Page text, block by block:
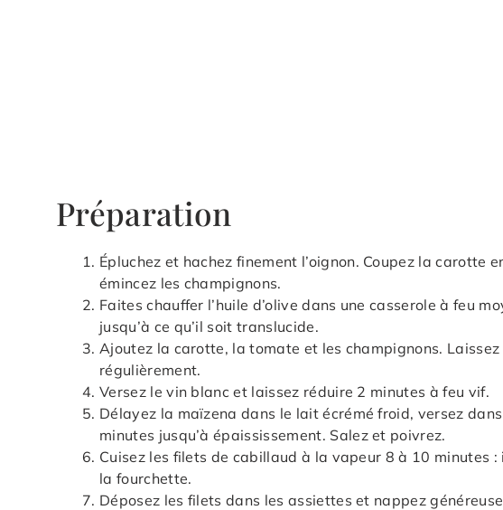
Préparation
Épluchez et hachez finement l’oignon. Coupez la carotte
émincez les champignons.
Faites chauffer l’huile d’olive dans une casserole à feu
jusqu’à ce qu’il soit translucide.
Ajoutez la carotte, la tomate et les champignons.
régulièrement.
Versez le vin blanc et laissez réduire 2 minutes à feu vif.
Délayez la maïzena dans le lait écrémé froid, versez
minutes jusqu’à épaississement. Salez et poivrez.
Cuisez les filets de cabillaud à la vapeur 8 à 10 minutes
la fourchette.
Déposez les filets dans les assiettes et nappez